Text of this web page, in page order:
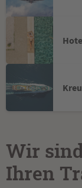
Wir
Ihren